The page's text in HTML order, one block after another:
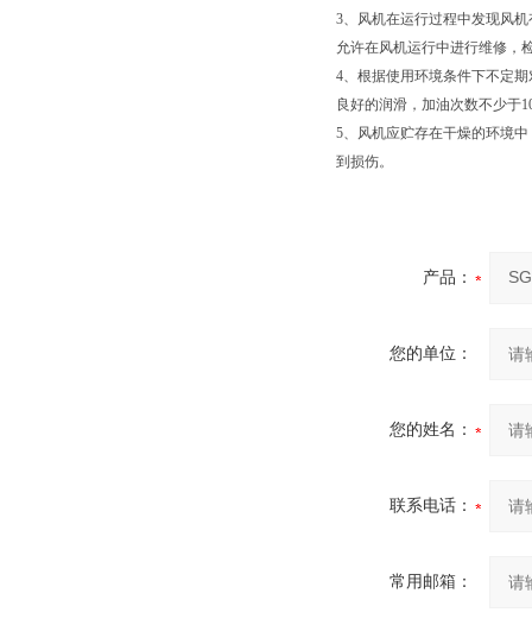
3、风机在运行过程中发现风
允许在风机运行中进行维修，
4、根据使用环境条件下不定
良好的润滑，加油次数不少于
5、风机应贮存在干燥的环境
到损伤。
产品：
您的单位：
您的姓名：
联系电话：
常用邮箱：